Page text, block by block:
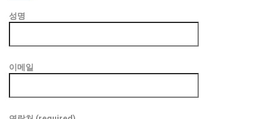
성명
이메일